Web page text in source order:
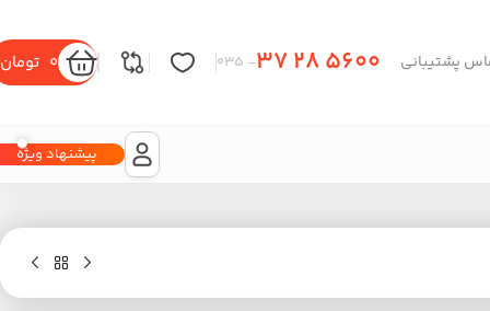
پشتیبانی 37 28 5600
– 035
0 تومان
پیشنهاد ویژه